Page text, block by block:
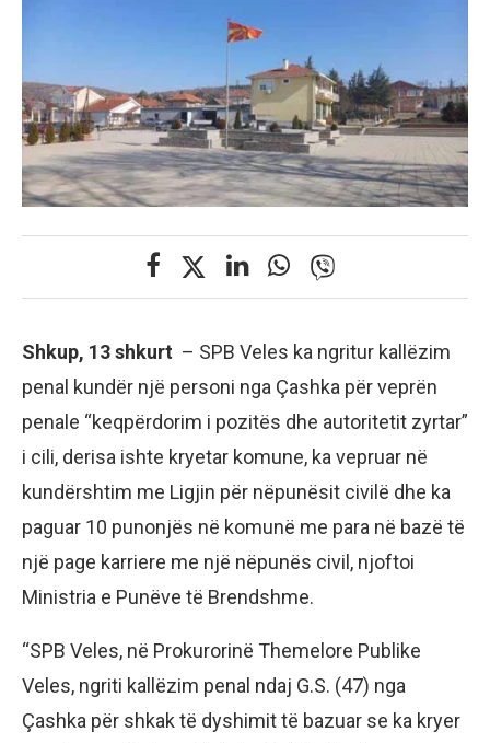
Shkup, 13 shkurt – SPB Veles ka ngritur kallëzim
penal kundër një personi nga Çashka për veprën
penale “keqpërdorim i pozitës dhe autoritetit zyrtar”
i cili, derisa ishte kryetar komune, ka vepruar në
kundërshtim me Ligjin për nëpunësit civilë dhe ka
paguar 10 punonjës në komunë me para në bazë të
një page karriere me një nëpunës civil, njoftoi
Ministria e Punëve të Brendshme.
“SPB Veles, në Prokurorinë Themelore Publike
Veles, ngriti kallëzim penal ndaj G.S. (47) nga
Çashka për shkak të dyshimit të bazuar se ka kryer